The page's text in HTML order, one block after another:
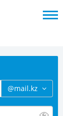
@mail.kz